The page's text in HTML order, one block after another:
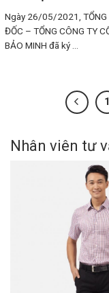
Ngày 26/05/2021, TỔNG
ĐỐC – TỔNG CÔNG TY
BẢO MINH đã ký ...
1
Nhân viên tư